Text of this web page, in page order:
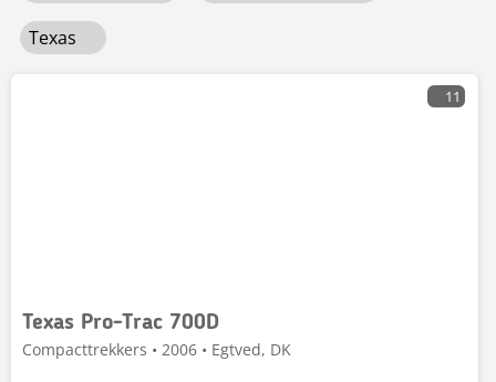
Texas
11
Texas Pro-Trac 700D
Compacttrekkers • 2006 • Egtved, DK